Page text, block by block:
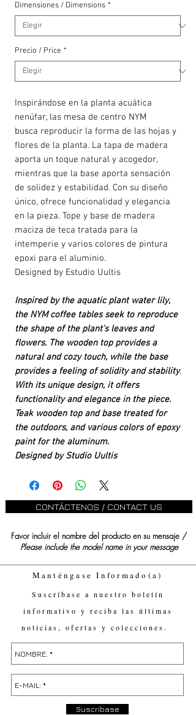
Dimensiones / Dimensions *
Precio / Price *
Inspirándose en la planta acuática
nenúfar, las mesa de centro NYM
busca reproducir la forma de las hojas y
flores de la planta. La tapa de madera
aporta un toque natural y acogedor,
mientras que la base aporta sensación
de solidez y estabilidad. Con su diseño
único, ofrece funcionalidad y elegancia
en la pieza. Tope y base de madera
maciza de teca tratada para la
intemperie y varios colores de pintura
epoxi para el aluminio.
Designed by Estudio Uultis
Inspired by the aquatic plant water lily,
the NYM coffee tables seek to reproduce
the shape of the plant's leaves and
flowers. The wooden top provides a
natural and cozy touch, while the base
provides a feeling of solidity and stability.
With its unique design, it offers
functionality and elegance in the piece.
Teak wooden top and base treated for
the outdoors, and various colors of epoxy
paint for the aluminum.
Designed by Studio Uultis
CONTÁCTENOS / CONTACT US
Favor incluir el nombre del producto en su mensaje /
Please include the model name in your message
Manténgase Informado(a)
Suscríbase a nuestro boletín
informativo y reciba las últimas
noticias, ofertas y colecciones.
Suscríbase